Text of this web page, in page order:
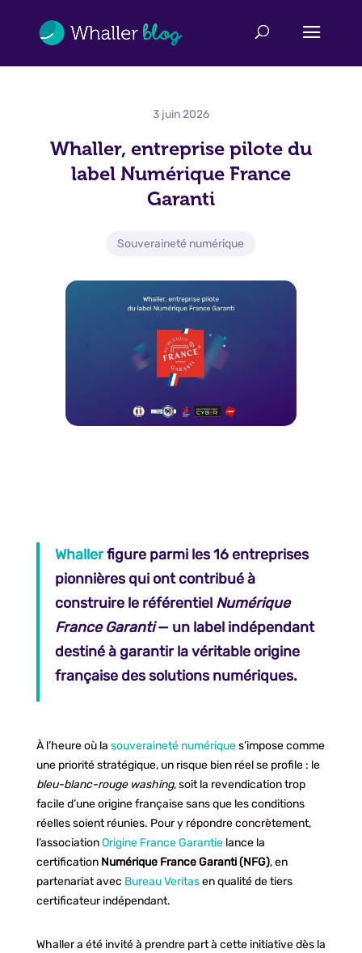
3 juin 2026
Whaller, entreprise pilote du
label Numérique France
Garanti
Souveraineté numérique
Whallerfigure parmi les 16 entreprises
pionnières qui ont contribué à
construire le référentiel Numérique
France Garanti— un label indépendant
destiné à garantir la véritable origine
française des solutions numériques.
À l’heure où la souveraineté numériques’impose comme
une priorité stratégique, un risque bien réel se profile : le
bleu-blanc-rouge washing, soit la revendication trop
facile d’une origine française sans que les conditions
réelles soient réunies. Pour y répondre concrètement,
l’associationOrigine France Garantielance la
certification Numérique France Garanti (NFG), en
partenariat avec Bureau Veritasen qualité de tiers
certificateur indépendant.
Whaller a été invité à prendre part à cette initiative dès la